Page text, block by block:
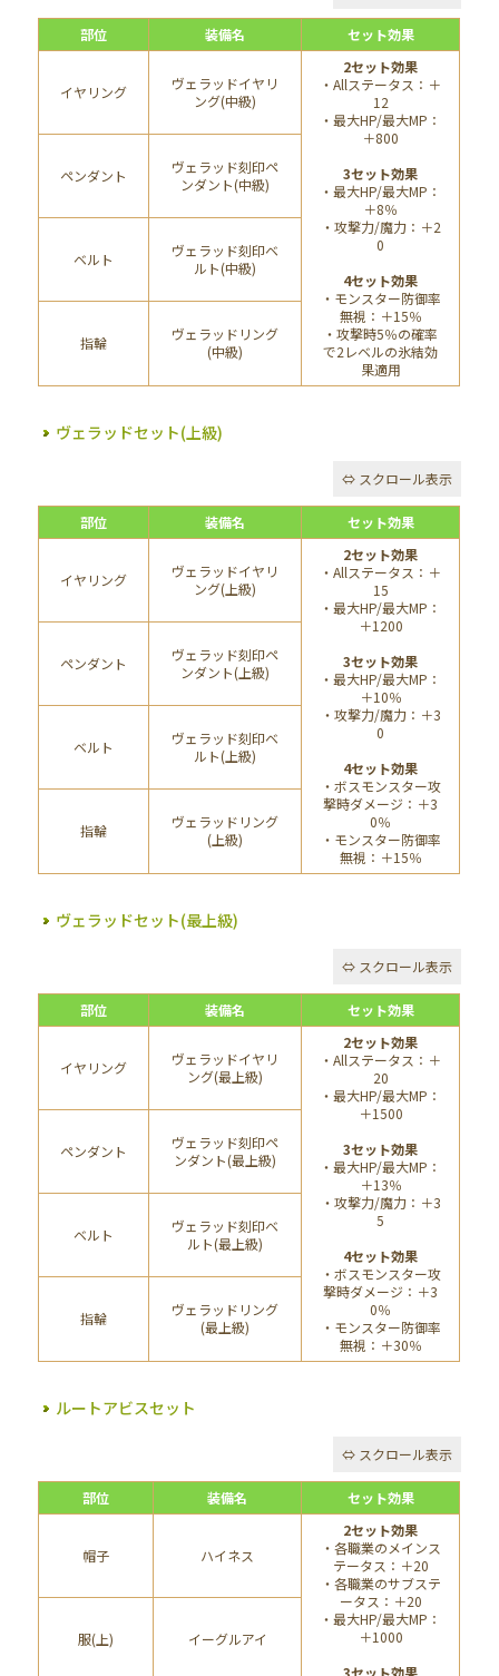
部位 装備名 セット効果
イヤリング
ヴェラッドイヤリ
ング(中級)
2セット効果
・Allステータス：＋
12
・最大HP/最大MP：
＋800
3セット効果
・最大HP/最大MP：
＋8％
・攻撃力/魔力：＋2
0
4セット効果
・モンスター防御率
無視：＋15％
・攻撃時5％の確率
で2レベルの氷結効
果適用
ペンダント
ヴェラッド刻印ペ
ンダント(中級)
ベルト
ヴェラッド刻印ベ
ルト(中級)
指輪
ヴェラッドリング
(中級)
ヴェラッドセット(上級)
部位 装備名 セット効果
イヤリング
ヴェラッドイヤリ
ング(上級)
2セット効果
・Allステータス：＋
15
・最大HP/最大MP：
＋1200
3セット効果
・最大HP/最大MP：
＋10％
・攻撃力/魔力：＋3
0
4セット効果
・ボスモンスター攻
撃時ダメージ：＋3
0％
・モンスター防御率
無視：＋15％
ペンダント
ヴェラッド刻印ペ
ンダント(上級)
ベルト
ヴェラッド刻印ベ
ルト(上級)
指輪
ヴェラッドリング
(上級)
ヴェラッドセット(最上級)
部位 装備名 セット効果
イヤリング
ヴェラッドイヤリ
ング(最上級)
2セット効果
・Allステータス：＋
20
・最大HP/最大MP：
＋1500
3セット効果
・最大HP/最大MP：
＋13％
・攻撃力/魔力：＋3
5
4セット効果
・ボスモンスター攻
撃時ダメージ：＋3
0％
・モンスター防御率
無視：＋30％
ペンダント
ヴェラッド刻印ペ
ンダント(最上級)
ベルト
ヴェラッド刻印ベ
ルト(最上級)
指輪
ヴェラッドリング
(最上級)
ルートアビスセット
部位 装備名 セット効果
帽子 ハイネス
2セット効果
・各職業のメインス
テータス：＋20
・各職業のサブステ
ータス：＋20
・最大HP/最大MP：
＋1000
服(上) イーグルアイ